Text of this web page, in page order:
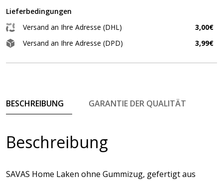
Lieferbedingungen
Versand an Ihre Adresse (DHL)
3,00€
Versand an Ihre Adresse (DPD)
3,99€
BESCHREIBUNG GARANTIE DER QUALITÄT
Beschreibung
SAVAS Home Laken ohne Gummizug, gefertigt aus